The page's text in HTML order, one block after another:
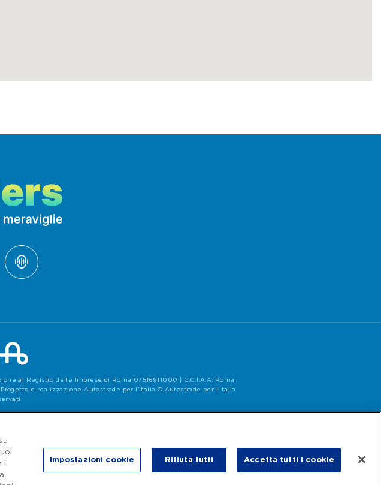
al Registro delle Imprese di Roma 07516911000 | C.C.I.A.A. Roma
Progetto e realizzazione Autostrade per l'Italia © Autostrade per l'Italia
il
Impostazioni cookie Rifiuta tutti Accetta tutti i cookie